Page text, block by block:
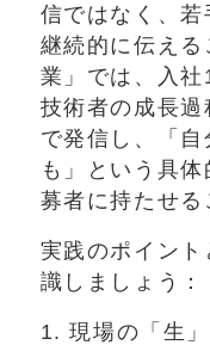
信ではなく、若
継続的に伝え
業」では、入
技術者の成長
で発信し、「
も」という具
募者に持たせる
実践のポイン
識しましょう：
1. 現場の「生